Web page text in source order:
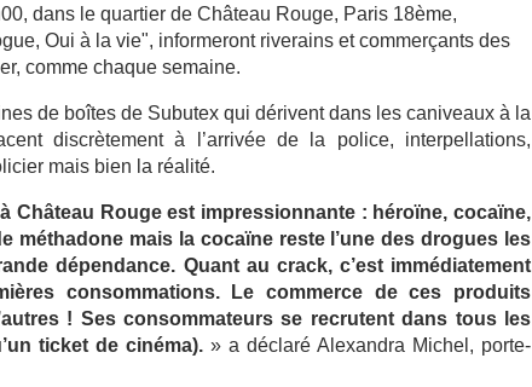
dans le quartier de Château Rouge, Paris 18ème,
Oui à la vie", informeront riverains et commerçants des
comme chaque semaine.
de boîtes de Subutex qui dérivent dans les caniveaux à la
discrètement à l’arrivée de la police, interpellations,
mais bien la réalité.
Château Rouge est impressionnante : héroïne, cocaïne,
méthadone mais la cocaïne reste l’une des drogues les
dépendance. Quant au crack, c’est immédiatement
consommations. Le commerce de ces produits
! Ses consommateurs se recrutent dans tous les
ticket de cinéma). » a déclaré Alexandra Michel, porte-